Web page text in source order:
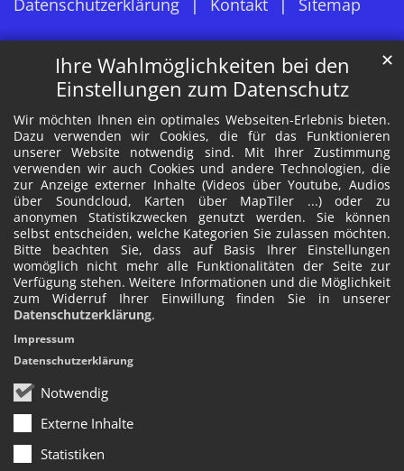
Ihre Wahlmöglichkeiten bei den
Einstellungen zum Datenschutz
Wir möchten Ihnen ein optimales Webseiten-Erlebnis bieten.
Dazu verwenden wir Cookies, die für das Funktionieren
unserer Website notwendig sind. Mit Ihrer Zustimmung
verwenden wir auch Cookies und andere Technologien, die
zur Anzeige externer Inhalte (Videos über Youtube, Audios
über Soundcloud, Karten über MapTiler ...) oder zu
anonymen Statistikzwecken genutzt werden. Sie können
selbst entscheiden, welche Kategorien Sie zulassen möchten.
Bitte beachten Sie, dass auf Basis Ihrer Einstellungen
womöglich nicht mehr alle Funktionalitäten der Seite zur
Verfügung stehen. Weitere Informationen und die Möglichkeit
zum Widerruf Ihrer Einwillung finden Sie in unserer
Datenschutzerklärung.
Notwendig
Externe Inhalte
Statistiken
✕
Impressum
Datenschutzerklärung
Datenschutzerklärung
Kontakt Sitemap